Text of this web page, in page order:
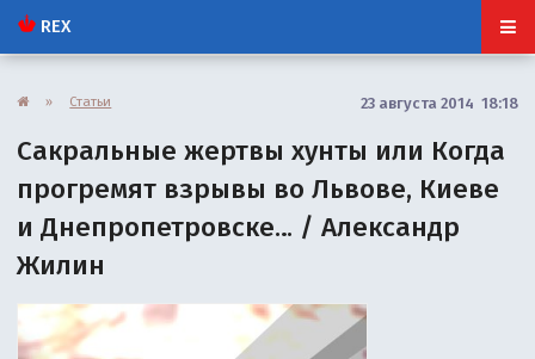
REX
» Статьи 23 августа 2014 18:18
Сакральные жертвы хунты или Когда
прогремят взрывы во Львове, Киеве
и Днепропетровске… / Александр
Жилин